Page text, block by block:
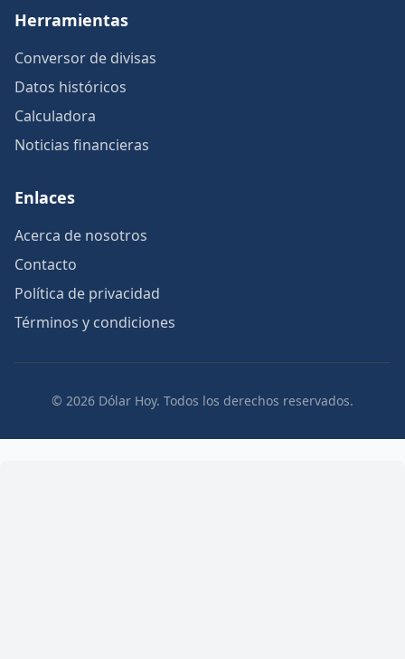
Herramientas
Conversor de divisas
Datos históricos
Calculadora
Noticias financieras
Enlaces
Acerca de nosotros
Contacto
Política de privacidad
Términos y condiciones
© 2026 Dólar Hoy. Todos los derechos reservados.